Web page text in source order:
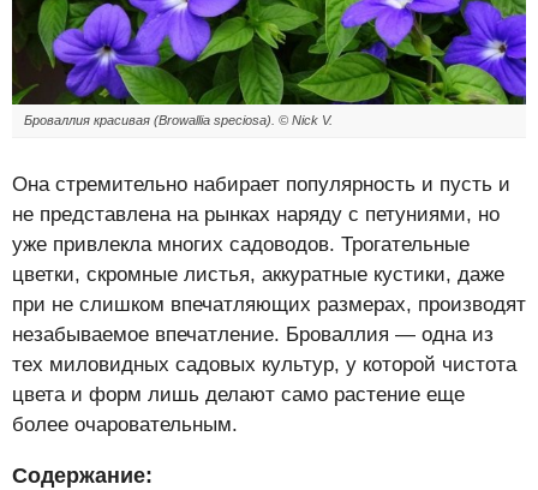
Броваллия красивая (Browallia speciosa). © Nick V.
Она стремительно набирает популярность и пусть и
не представлена на рынках наряду с петуниями, но
уже привлекла многих садоводов. Трогательные
цветки, скромные листья, аккуратные кустики, даже
при не слишком впечатляющих размерах, производят
незабываемое впечатление. Броваллия — одна из
тех миловидных садовых культур, у которой чистота
цвета и форм лишь делают само растение еще
более очаровательным.
Содержание: